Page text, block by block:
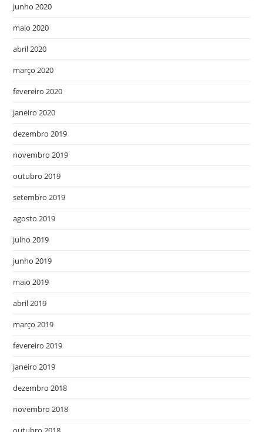
junho 2020
maio 2020
abril 2020
março 2020
fevereiro 2020
janeiro 2020
dezembro 2019
novembro 2019
outubro 2019
setembro 2019
agosto 2019
julho 2019
junho 2019
maio 2019
abril 2019
março 2019
fevereiro 2019
janeiro 2019
dezembro 2018
novembro 2018